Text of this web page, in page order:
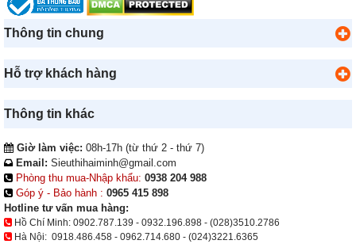
Thông tin chung
Hỗ trợ khách hàng
Thông tin khác
Giờ làm việc: 08h-17h (từ thứ 2 - thứ 7)
Email: Sieuthihaiminh@gmail.com
Phòng thu mua-Nhập khẩu: 0938 204 988
Góp ý - Bảo hành : 0965 415 898
Hotline tư vấn mua hàng:
Hồ Chí Minh: 0902.787.139 - 0932.196.898 - (028)3510.2786
Hà Nội: 0918.486.458 - 0962.714.680 - (024)3221.6365